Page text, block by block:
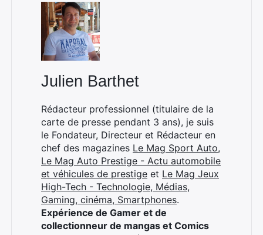
Julien Barthet
Rédacteur professionnel (titulaire de la
carte de presse pendant 3 ans), je suis
le Fondateur, Directeur et Rédacteur en
chef des magazines Le Mag Sport Auto,
Le Mag Auto Prestige - Actu automobile
et véhicules de prestige et Le Mag Jeux
High-Tech - Technologie, Médias,
Gaming, cinéma, Smartphones.
Expérience de Gamer et de
collectionneur de mangas et Comics
Rechercher